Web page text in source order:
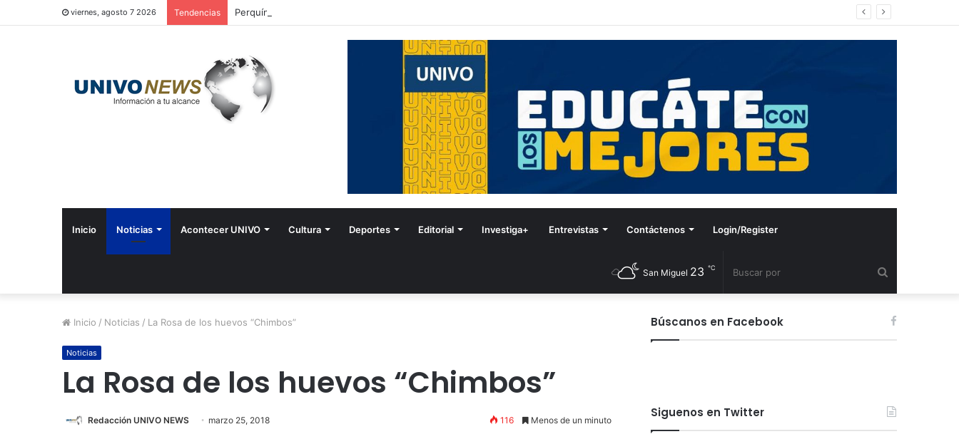
viernes, agosto 7 2026 Tendencias Perquín vivió su Festival de Invierno
Inicio Noticias Acontecer UNIVO Cultura Deportes Editorial Investiga+ Entrevistas Contáctenos Login/Register
por
San Miguel 23 ℃
Inicio / Noticias / La Rosa de los huevos “Chimbos”
Noticias
La Rosa de los huevos “Chimbos”
Redacción UNIVO NEWS marzo 25, 2018 116 Menos de un minuto
Búscanos en Facebook
Siguenos en Twitter